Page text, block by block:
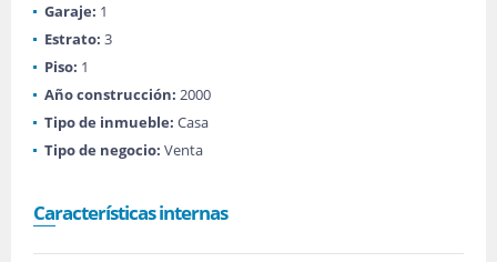
Garaje: 1
Estrato: 3
Piso: 1
Año construcción: 2000
Tipo de inmueble: Casa
Tipo de negocio: Venta
Características internas